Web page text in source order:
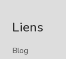
Liens
Blog